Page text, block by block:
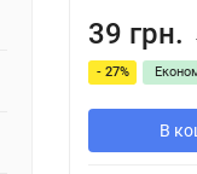
39 грн.
- 27%
В